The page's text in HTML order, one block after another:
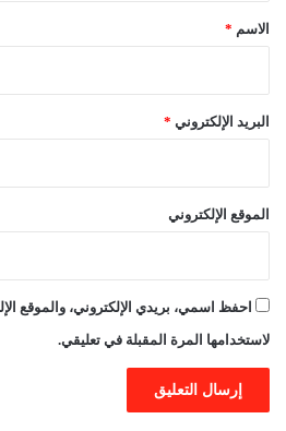
*الاسم *
البريد الإلكتروني *
الموقع الإلكتروني
احفظ اسمي، بريدي الإلكتروني، والموقع
لاستخدامها المرة المقبلة في تعليقي.